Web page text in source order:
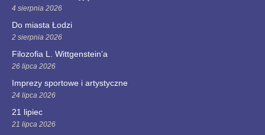
4 sierpnia 2026
Do miasta Łodzi
2 sierpnia 2026
Filozofia L. Wittgenstein’a
26 lipca 2026
Imprezy sportowe i artystyczne
24 lipca 2026
21 lipiec
21 lipca 2026